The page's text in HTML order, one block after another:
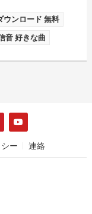
ウンロード 無料
音 好きな曲
ー 連絡